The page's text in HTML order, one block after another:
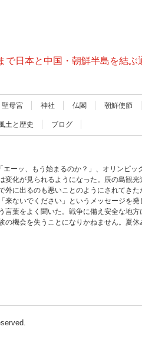
日本と中国・朝鮮半島を結ぶ
聖母宮 神社 仏閣 朝鮮使節
土と歴史 ブログ
ーッ、もう始まるのか？」、オリンピッ
化が見られるようになった。辰の島観光
に出るのも悪いことのようにされてき
ないでください」というメッセージを発
言葉をよく聞いた。戦争に備え安全な地
機会を失うことになりかねません。夏